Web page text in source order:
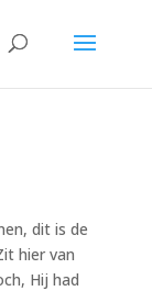
dit is de
hier van
Hij had